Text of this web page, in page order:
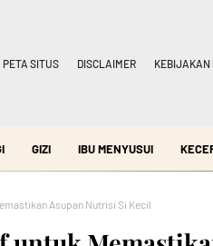
PETA SITUS DISCLAIMER KEBIJAKAN
GIZI IBU MENYUSUI
Asupan Nutrisi Si Kecil